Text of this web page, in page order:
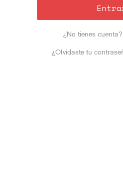
¿No tienes cuenta?
¿Olvidaste tu